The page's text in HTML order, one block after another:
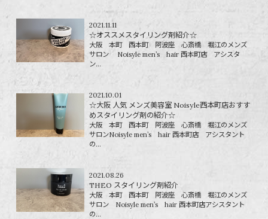
2021.11.11
☆オススメスタイリング剤紹介☆
大阪 本町 西本町 阿波座 心斎橋 堀江のメンズ
サロン Noisyle men’s hair 西本町店 アシスタ
ン...
2021.10.01
☆大阪 人気 メンズ美容室 Noisyle西本町店おすす
めスタイリング剤の紹介☆
大阪 本町 西本町 阿波座 心斎橋 堀江のメンズ
サロンNoisyle men’s hair 西本町店 アシスタント
の...
2021.08.26
THEO スタイリング剤紹介
大阪 本町 西本町 阿波座 心斎橋 堀江のメンズ
サロン Noisyle men’s hair 西本町店アシスタント
の...